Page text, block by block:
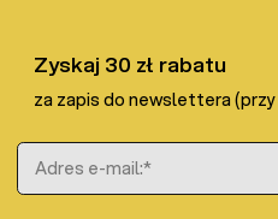
Zyskaj 30 zł rabatu
za zapis do newslettera (przy
Adres e-mail